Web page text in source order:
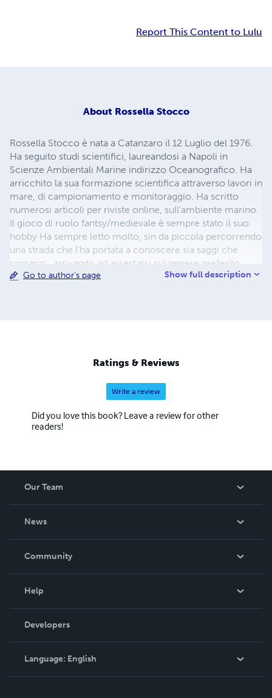
Report This Content to Lulu
About Rossella Stocco
Rossella Stocco è nata a Catanzaro il 12 Luglio del 1976.
Ha seguito studi scientifici, laureandosi a Napoli in
Scienze Ambientali Marine indirizzo Oceanografico. Ha
arricchito la sua formazione scientifica attraverso lavori in
mare, di campionamento e monitoraggio. Ha scritto
numerosi articoli per riviste online, sull'ambiente marino.
Il gioco di ruolo fantsy/medievale è sempre stato il suo
hobby Ha sempre letto molto, sin da piccola percorrendo
una strada che l'ha portata a conoscere sia saggi che
romanzi , arrivando ad assestarsi sul genere preferito
quale il fantasy sia classico che weird. Ha scritto il suo
sul blog www.landeincantate.it, ovvero L’Antro della
Go to author's page Show full description
Ratings & Reviews
Write a review
Did you love this book? Leave a review for other
readers!
Our Team
News
In The News
Community
Podcast
Help
Order Lookup
Knowledge Base
Contact Support
Developers
Language: English